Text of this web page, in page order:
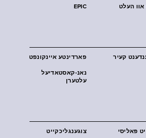
EPIC
פארדינטע איינקונפט קעיר
נאנ-קאסטאדיעל
עלטערן
צוגענגליכקייט פּאליסי